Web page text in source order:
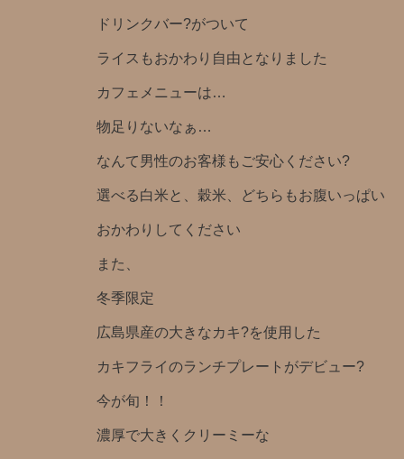
ドリンクバー?がついて
ライスもおかわり自由となりました
カフェメニューは…
物足りないなぁ…
なんて男性のお客様もご安心ください?
選べる白米と、穀米、どちらもお腹いっぱい
おかわりしてください
また、
冬季限定️
広島県産の大きなカキ?を使用した
カキフライのランチプレートがデビュー?️
今が旬！！
濃厚で大きくクリーミーな